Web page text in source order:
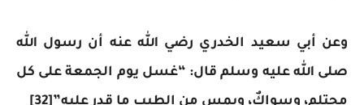
وعن أبي سعيد الخدري رضي الله عنه أن رسول الله
صلى الله عليه وسلم قال: “غسل يوم الجمعة على كل
محتلم، وسواكٌ، ويمس من الطيب ما قدر عليه”[32]